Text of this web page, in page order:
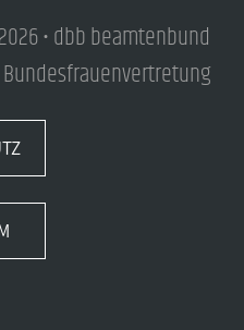
• dbb beamtenbund